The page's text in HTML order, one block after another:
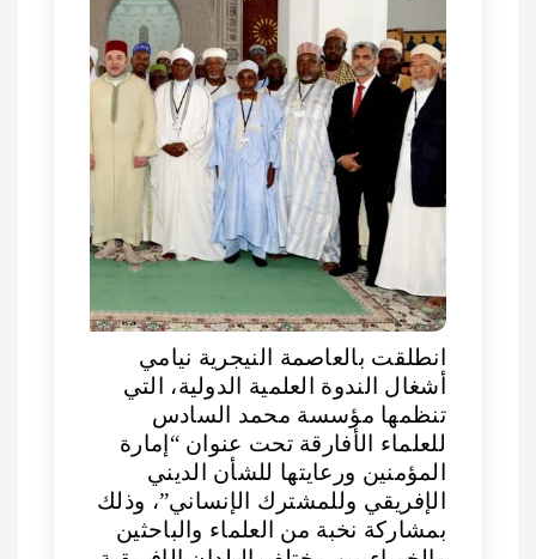
انطلقت بالعاصمة النيجرية نيامي
أشغال الندوة العلمية الدولية، التي
تنظمها مؤسسة محمد السادس
للعلماء الأفارقة تحت عنوان “إمارة
المؤمنين ورعايتها للشأن الديني
الإفريقي وللمشترك الإنساني”، وذلك
بمشاركة نخبة من العلماء والباحثين